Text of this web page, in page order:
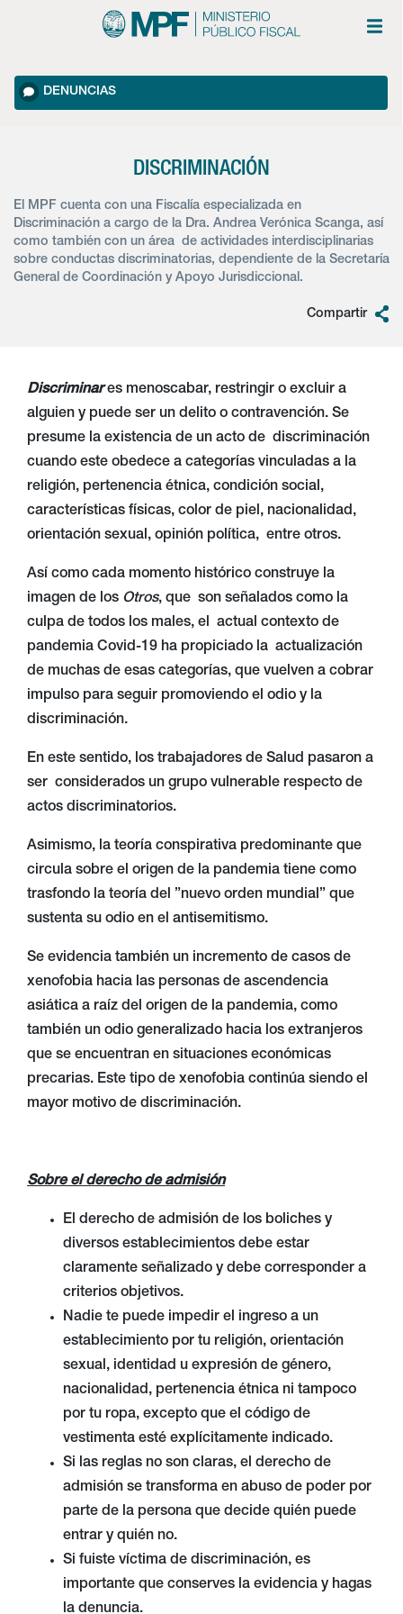
DENUNCIAS
DISCRIMINACIÓN
El MPF cuenta con una Fiscalía especializada en
Discriminación a cargo de la Dra. Andrea Verónica Scanga, así
como también con un área de actividades interdisciplinarias
sobre conductas discriminatorias, dependiente de la Secretaría
General de Coordinación y Apoyo Jurisdiccional.
Compartir
Discriminares menoscabar, restringir o excluir a
alguien y puede ser un delito o contravención. Se
presume la existencia de un acto de discriminación
cuando este obedece a categorías vinculadas a la
religión, pertenencia étnica, condición social,
características físicas, color de piel, nacionalidad,
orientación sexual, opinión política, entre otros.
Así como cada momento histórico construye la
imagen de los Otros, que son señalados como la
culpa de todos los males, el actual contexto de
pandemia Covid-19 ha propiciado la actualización
de muchas de esas categorías, que vuelven a cobrar
impulso para seguir promoviendo el odio y la
discriminación.
En este sentido, los trabajadores de Salud pasaron a
ser considerados un grupo vulnerable respecto de
actos discriminatorios.
Asimismo, la teoría conspirativa predominante que
circula sobre el origen de la pandemia tiene como
trasfondo la teoría del ”nuevo orden mundial” que
sustenta su odio en el antisemitismo.
Se evidencia también un incremento de casos de
xenofobia hacia las personas de ascendencia
asiática a raíz del origen de la pandemia, como
también un odio generalizado hacia los extranjeros
que se encuentran en situaciones económicas
precarias. Este tipo de xenofobia continúa siendo el
mayor motivo de discriminación.
Sobre el derecho de admisión
El derecho de admisión de los boliches y
diversos establecimientos debe estar
claramente señalizado y debe corresponder a
criterios objetivos.
Nadie te puede impedir el ingreso a un
establecimiento por tu religión, orientación
sexual, identidad u expresión de género,
nacionalidad, pertenencia étnica ni tampoco
por tu ropa, excepto que el código de
vestimenta esté explícitamente indicado.
Si las reglas no son claras, el derecho de
admisión se transforma en abuso de poder por
parte de la persona que decide quién puede
entrar y quién no.
Si fuiste víctima de discriminación, es
importante que conserves la evidencia y hagas
la denuncia.